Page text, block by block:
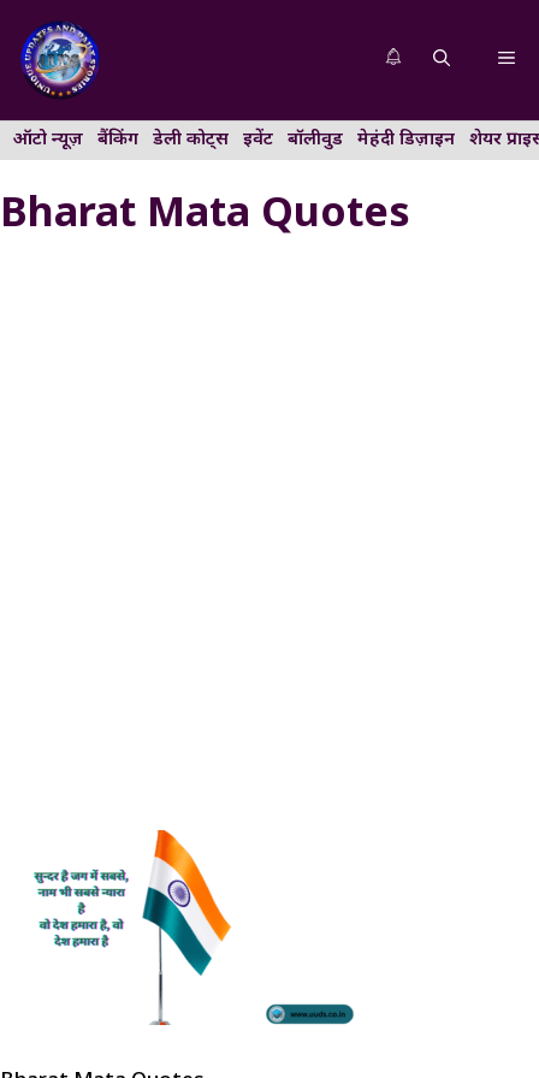
content
ऑटो न्यूज़ बैंकिंग डेली कोट्स इवेंट बॉलीवुड मेहंदी डिज़ाइन शेयर
Bharat Mata Quotes